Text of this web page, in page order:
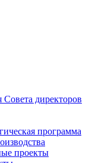
директоров
программа
проекты